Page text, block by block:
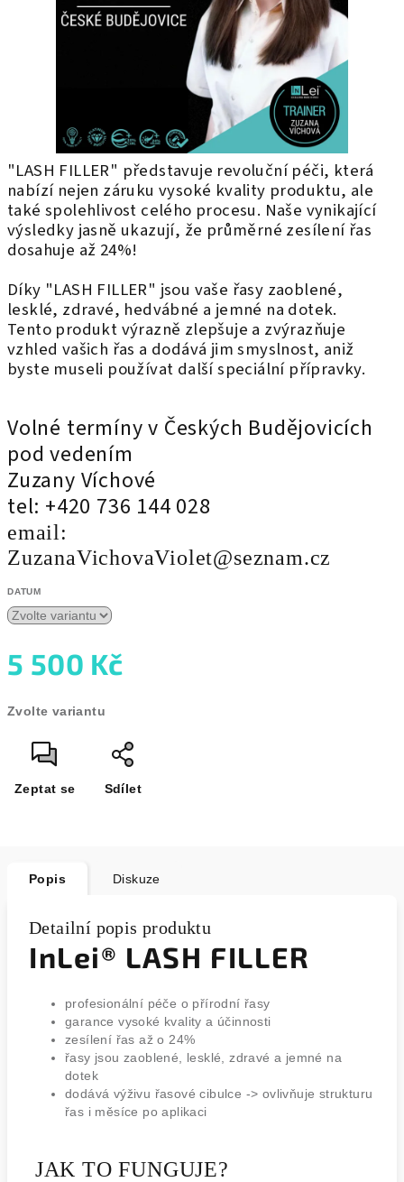
"LASH FILLER" představuje revoluční péči, která
nabízí nejen záruku vysoké kvality produktu, ale
také spolehlivost celého procesu. Naše vynikající
výsledky jasně ukazují, že průměrné zesílení řas
dosahuje až 24%!
Díky "LASH FILLER" jsou vaše řasy zaoblené,
lesklé, zdravé, hedvábné a jemné na dotek.
Tento produkt výrazně zlepšuje a zvýrazňuje
vzhled vašich řas a dodává jim smyslnost, aniž
byste museli používat další speciální přípravky.
Volné termíny v Českých Budějovicích
pod vedením
Zuzany Víchové
tel: +420 736 144 028
email:
ZuzanaVichovaViolet@seznam.cz
DATUM
5 500 Kč
cena:
Zvolte variantu
Zeptat se Sdílet
Popis Diskuze
Detailní popis produktu
InLei® LASH FILLER
profesionální péče o přírodní řasy
garance vysoké kvality a účinnosti
zesílení řas až o 24%
řasy jsou zaoblené, lesklé, zdravé a jemné na
dotek
dodává výživu řasové cibulce -> ovlivňuje strukturu
řas i měsíce po aplikaci
JAK TO FUNGUJE?